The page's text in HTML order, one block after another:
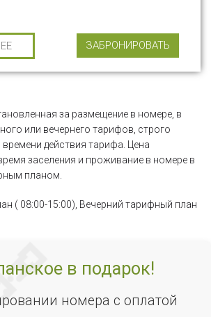
ЗАБРОНИРОВАТЬ
за размещение в номере, в
или вечернего тарифов, строго
действия тарифа. Цена
заселения и проживание в номере в
планом.
( 08:00-15:00), Вечерний тарифный план
в подарок!
номера с оплатой